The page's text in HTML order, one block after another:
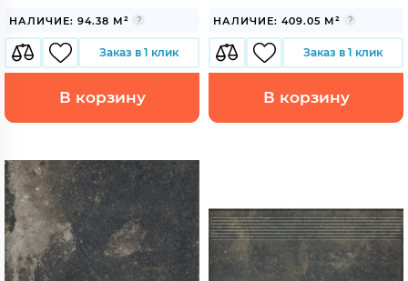
НАЛИЧИЕ: 94.38 М²
Заказ в 1 клик
В корзину
НАЛИЧИЕ: 409.05 М²
Заказ в 1 клик
В корзину